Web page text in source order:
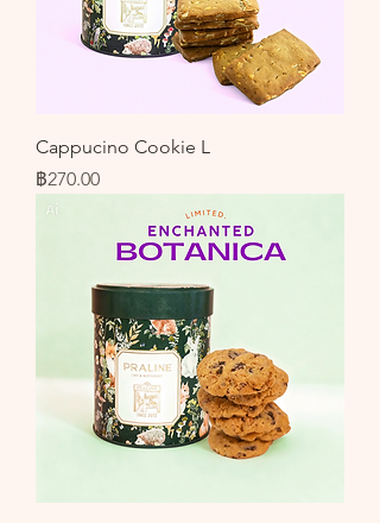
Cappucino Cookie L
ราคา
฿270.00